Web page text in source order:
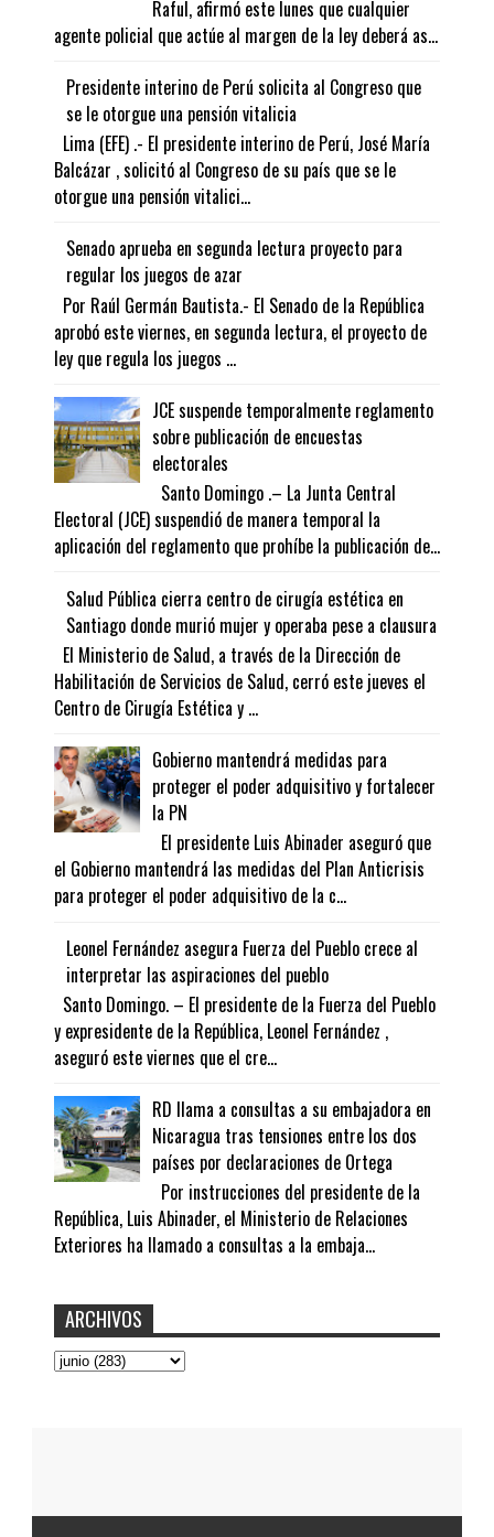
Raful, afirmó este lunes que cualquier
agente policial que actúe al margen de la ley deberá as...
Presidente interino de Perú solicita al Congreso que
se le otorgue una pensión vitalicia
Lima (EFE) .- El presidente interino de Perú, José María
Balcázar , solicitó al Congreso de su país que se le
otorgue una pensión vitalici...
Senado aprueba en segunda lectura proyecto para
regular los juegos de azar
Por Raúl Germán Bautista.- El Senado de la República
aprobó este viernes, en segunda lectura, el proyecto de
ley que regula los juegos ...
JCE suspende temporalmente reglamento
sobre publicación de encuestas
electorales
Santo Domingo .– La Junta Central
Electoral (JCE) suspendió de manera temporal la
aplicación del reglamento que prohíbe la publicación de...
Salud Pública cierra centro de cirugía estética en
Santiago donde murió mujer y operaba pese a clausura
El Ministerio de Salud, a través de la Dirección de
Habilitación de Servicios de Salud, cerró este jueves el
Centro de Cirugía Estética y ...
Gobierno mantendrá medidas para
proteger el poder adquisitivo y fortalecer
la PN
El presidente Luis Abinader aseguró que
el Gobierno mantendrá las medidas del Plan Anticrisis
para proteger el poder adquisitivo de la c...
Leonel Fernández asegura Fuerza del Pueblo crece al
interpretar las aspiraciones del pueblo
Santo Domingo. – El presidente de la Fuerza del Pueblo
y expresidente de la República, Leonel Fernández ,
aseguró este viernes que el cre...
RD llama a consultas a su embajadora en
Nicaragua tras tensiones entre los dos
países por declaraciones de Ortega
Por instrucciones del presidente de la
República, Luis Abinader, el Ministerio de Relaciones
Exteriores ha llamado a consultas a la embaja...
ARCHIVOS